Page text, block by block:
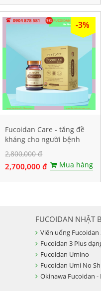
-3%
Fucoidan Care - tăng đề
kháng cho người bệnh
ung thư, Hộp 60 viên
nang cứng
2,800,000 đ
2,700,000 đ Mua hàng
FUCOIDAN NHẬT
Viên uống Fucoidan
Fucoidan 3 Plus
Fucoidan Umino
Fucoidan Umi No
Okinawa Fucoidan -